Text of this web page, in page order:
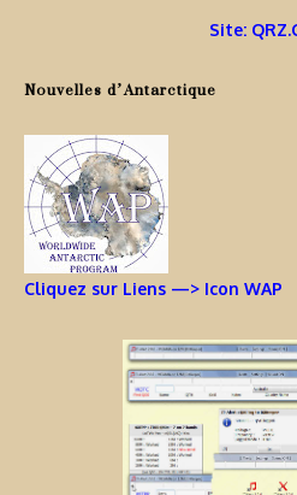
Site:
Nouvelles d’Antarctique
Cliquez sur Liens —> Icon WAP